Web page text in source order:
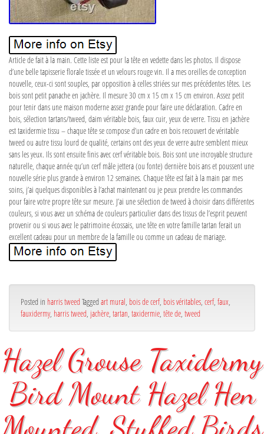
Article de fait à la main. Cette liste est pour la tête en vedette dans les photos. Il dispose
d’une belle tapisserie florale tissée et un velours rouge vin. Il a mes oreilles de conception
nouvelle, ceux-ci sont souples, par opposition à celles striées sur mes précédentes têtes. Les
bois sont petit panache en jachère. Il mesure 30 cm x 15 cm x 15 cm environ. Assez petit
pour tenir dans une maison moderne assez grande pour faire une déclaration. Cadre en
bois, sélection tartans/tweed, daim véritable bois, faux cuir, yeux de verre. Tissu en jachère
est taxidermie tissu – chaque tête se compose d’un cadre en bois recouvert de véritable
tweed ou autre tissu lourd de qualité, certains ont des yeux de verre autre semblent mieux
sans les yeux. Ils sont ensuite finis avec cerf véritable bois. Bois sont une incroyable structure
naturelle, chaque année qu’un cerf mâle jettera (ou fonte) dernière bois ans et poussent une
nouvelle série plus grande à environ 12 semaines. Chaque tête est fait à la main par mes
soins, j’ai quelques disponibles à l’achat maintenant ou je peux prendre les commandes
pour faire votre propre tête sur mesure. J’ai une sélection de tweed à choisir dans différentes
couleurs, si vous avez un schéma de couleurs particulier dans des tissus de l’esprit peuvent
provenir ou si vous avez le patrimoine écossais, une tête en votre famille tartan ferait un
excellent cadeau pour un membre de la famille ou comme un cadeau de mariage.
Posted in harris tweed Tagged art mural, bois de cerf, bois véritables, cerf, faux,
fauxidermy, harris tweed, jachère, tartan, taxidermie, tête de, tweed
Hazel Grouse Taxidermy
Bird Mount Hazel Hen